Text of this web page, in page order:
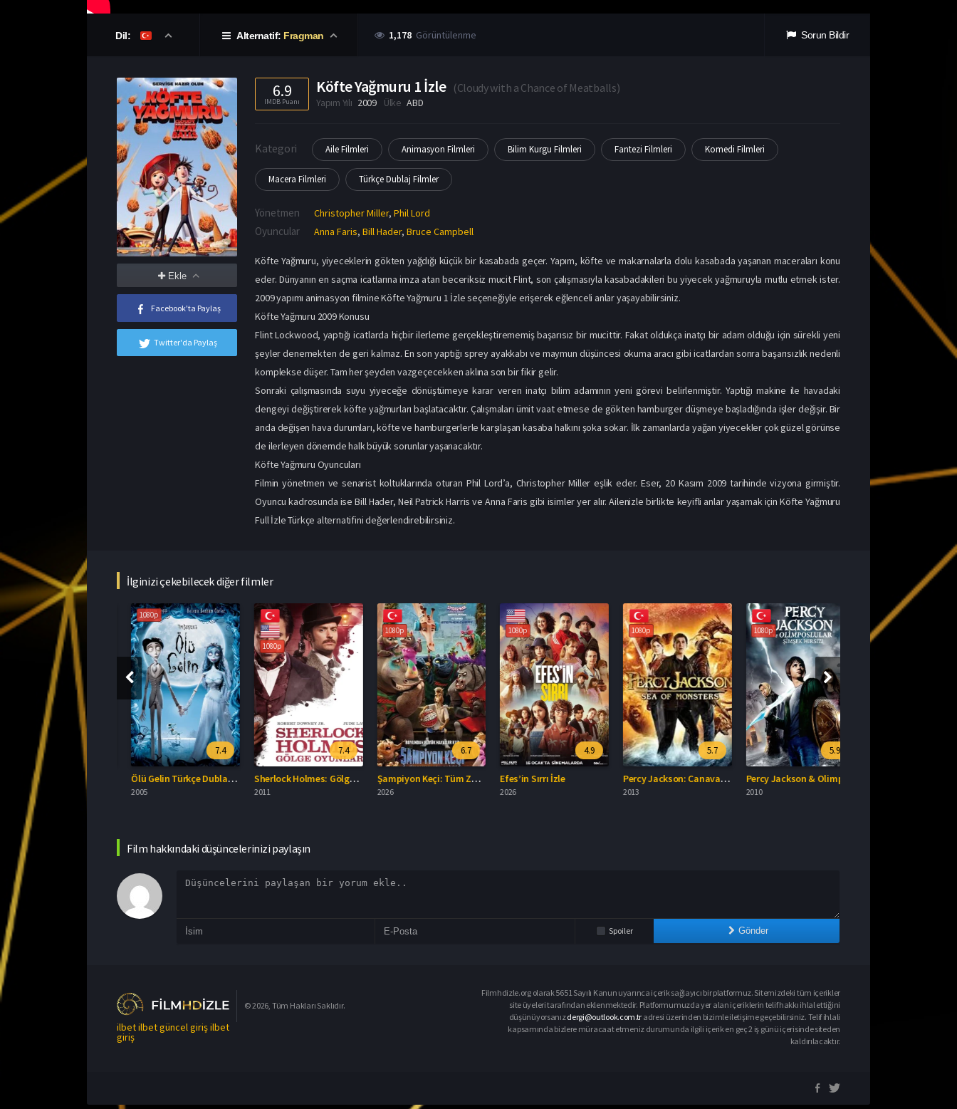
Dil: Alternatif: Fragman 1,178 Görüntülenme Sorun Bildir
Ekle
Facebook'ta Paylaş
Twitter'da Paylaş
6.9
IMDB Puanı
Köfte Yağmuru 1 İzle (Cloudy with a Chance of Meatballs)
Yapım Yılı 2009 Ülke ABD
Kategori Aile Filmleri Animasyon Filmleri Bilim Kurgu Filmleri Fantezi Filmleri Komedi Filmleri
Macera Filmleri Türkçe Dublaj Filmler
Yönetmen Christopher Miller,Phil Lord
Oyuncular Anna Faris,Bill Hader,Bruce Campbell
Köfte Yağmuru, yiyeceklerin gökten yağdığı küçük bir kasabada geçer. Yapım, köfte ve makarnalarla dolu kasabada yaşanan maceraları konu
eder. Dünyanın en saçma icatlarına imza atan beceriksiz mucit Flint, son çalışmasıyla kasabadakileri bu yiyecek yağmuruyla mutlu etmek ister.
2009 yapımı animasyon filmine Köfte Yağmuru 1 İzle seçeneğiyle erişerek eğlenceli anlar yaşayabilirsiniz.
Köfte Yağmuru 2009 Konusu
Flint Lockwood, yaptığı icatlarda hiçbir ilerleme gerçekleştirememiş başarısız bir mucittir. Fakat oldukça inatçı bir adam olduğu için sürekli yeni
şeyler denemekten de geri kalmaz. En son yaptığı sprey ayakkabı ve maymun düşüncesi okuma aracı gibi icatlardan sonra başarısızlık nedenli
komplekse düşer. Tam her şeyden vazgeçecekken aklına son bir fikir gelir.
Sonraki çalışmasında suyu yiyeceğe dönüştümeye karar veren inatçı bilim adamının yeni görevi belirlenmiştir. Yaptığı makine ile havadaki
dengeyi değiştirerek köfte yağmurları başlatacaktır. Çalışmaları ümit vaat etmese de gökten hamburger düşmeye başladığında işler değişir. Bir
anda değişen hava durumları, köfte ve hamburgerlerle karşılaşan kasaba halkını şoka sokar. İlk zamanlarda yağan yiyecekler çok güzel görünse
de ilerleyen dönemde halk büyük sorunlar yaşanacaktır.
Köfte Yağmuru Oyuncuları
Filmin yönetmen ve senarist koltuklarında oturan Phil Lord’a, Christopher Miller eşlik eder. Eser, 20 Kasım 2009 tarihinde vizyona girmiştir.
Oyuncu kadrosunda ise Bill Hader, Neil Patrick Harris ve Anna Faris gibi isimler yer alır. Ailenizle birlikte keyifli anlar yaşamak için Köfte Yağmuru
Full İzle Türkçe alternatifini değerlendirebilirsiniz.
İlginizi çekebilecek diğer filmler
1080p
8.1
1080p
7.4
Ölü Gelin Türkçe Dublaj İzle
2005
1080p
7.4
Sherlock Holmes: Gölge Oyunları Türkçe Dublaj İzle
2011
1080p
6.7
Şampiyon Keçi: Tüm Zamanların En İyisi Türkçe Dublaj İzle
2026
1080p
4.9
Efes’in Sırrı İzle
2026
1080p
5.7
Percy Jackson: Canavarlar Denizi Türkçe Dublaj İzle
2013
1080p
5.9
Percy Jackson & Olimposlular Şimşek Hırsızı 2010 İzle
2010
Film hakkındaki düşüncelerinizi paylaşın
Spoiler Gönder
ilbetilbet güncel girişilbet
giriş
© 2026, Tüm Hakları Saklıdır.
Filmhdizle.org olarak 5651 Sayılı Kanun uyarınca içerik sağlayıcı bir platformuz. Sitemizdeki tüm içerikler
site üyeleri tarafından eklenmektedir. Platformumuzda yer alan içeriklerin telif hakkı ihlal ettiğini
düşünüyorsanızdergi@outlook.com.tr adresi üzerinden bizimle iletişime geçebilirsiniz. Telif ihlali
kapsamında bizlere müracaat etmeniz durumunda ilgili içerik en geç 2 iş günü içerisinde siteden
kaldırılacaktır.